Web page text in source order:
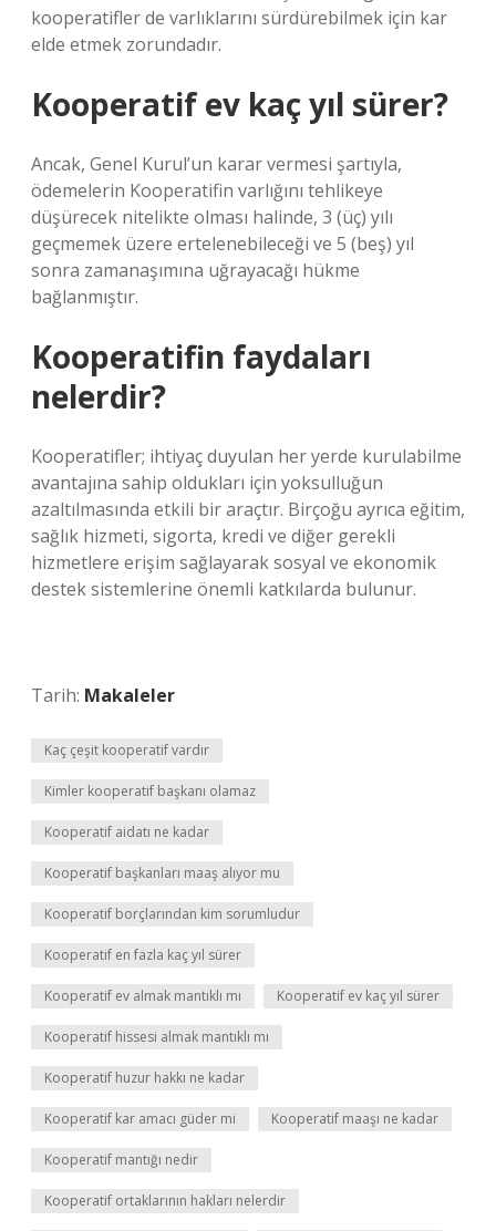
kooperatifler de varlıklarını sürdürebilmek için kar
elde etmek zorundadır.
Kooperatif ev kaç yıl sürer?
Ancak, Genel Kurul’un karar vermesi şartıyla,
ödemelerin Kooperatifin varlığını tehlikeye
düşürecek nitelikte olması halinde, 3 (üç) yılı
geçmemek üzere ertelenebileceği ve 5 (beş) yıl
sonra zamanaşımına uğrayacağı hükme
bağlanmıştır.
Kooperatifin faydaları
nelerdir?
Kooperatifler; ihtiyaç duyulan her yerde kurulabilme
avantajına sahip oldukları için yoksulluğun
azaltılmasında etkili bir araçtır. Birçoğu ayrıca eğitim,
sağlık hizmeti, sigorta, kredi ve diğer gerekli
hizmetlere erişim sağlayarak sosyal ve ekonomik
destek sistemlerine önemli katkılarda bulunur.
Tarih: Makaleler
Kaç çeşit kooperatif vardır
Kimler kooperatif başkanı olamaz
Kooperatif aidatı ne kadar
Kooperatif başkanları maaş alıyor mu
Kooperatif borçlarından kim sorumludur
Kooperatif en fazla kaç yıl sürer
Kooperatif ev almak mantıklı mı Kooperatif ev kaç yıl sürer
Kooperatif hissesi almak mantıklı mı
Kooperatif huzur hakkı ne kadar
Kooperatif kar amacı güder mi Kooperatif maaşı ne kadar
Kooperatif mantığı nedir
Kooperatif ortaklarının hakları nelerdir